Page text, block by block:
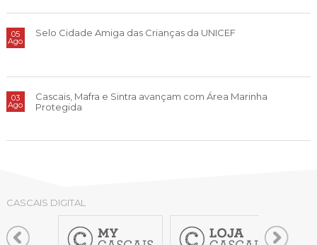
05
Ago
Selo Cidade Amiga das Crianças da UNICEF
03
Ago
Cascais, Mafra e Sintra avançam com Área Marinha
Protegida
CASCAIS DIGITAL